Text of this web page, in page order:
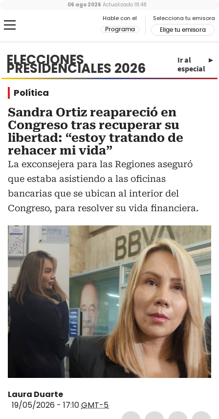
Hable con el
Programa
Selecciona tu emisora
Elige tu emisora
06 ago 2026 Actualizado 18:48
ELECCIONES
PRESIDENCIALES 2026
Ir al
especial
Política
Sandra Ortiz reapareció en
Congreso tras recuperar su
libertad: “estoy tratando de
rehacer mi vida”
La exconsejera para las Regiones aseguró
que estaba asistiendo a las oficinas
bancarias que se ubican al interior del
Congreso, para resolver su vida financiera.
Laura Duarte
19/05/2026 - 17:10GMT-5